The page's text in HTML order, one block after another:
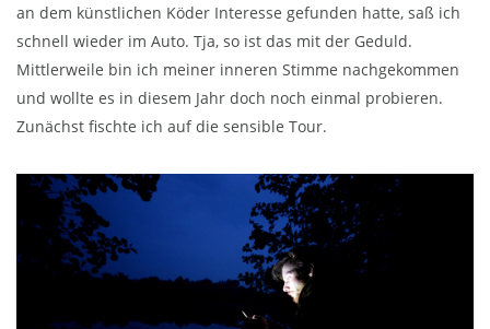
an dem künstlichen Köder Interesse gefunden hatte, saß ich
schnell wieder im Auto. Tja, so ist das mit der Geduld.
Mittlerweile bin ich meiner inneren Stimme nachgekommen
und wollte es in diesem Jahr doch noch einmal probieren.
Zunächst fischte ich auf die sensible Tour.